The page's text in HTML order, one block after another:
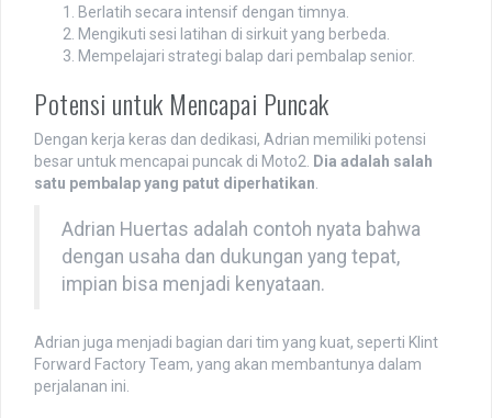
Berlatih secara intensif dengan timnya.
Mengikuti sesi latihan di sirkuit yang berbeda.
Mempelajari strategi balap dari pembalap senior.
Potensi untuk Mencapai Puncak
Dengan kerja keras dan dedikasi, Adrian memiliki potensi
besar untuk mencapai puncak di Moto2. Dia adalah salah
satu pembalap yang patut diperhatikan.
Adrian Huertas adalah contoh nyata bahwa
dengan usaha dan dukungan yang tepat,
impian bisa menjadi kenyataan.
Adrian juga menjadi bagian dari tim yang kuat, seperti Klint
Forward Factory Team, yang akan membantunya dalam
perjalanan ini.